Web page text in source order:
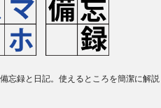
忘録と日記。使えるところを簡潔に解